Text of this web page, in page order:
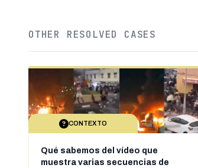
OTHER RESOLVED CASES
CONTEXTO
Qué sabemos del vídeo que
muestra varias secuencias de